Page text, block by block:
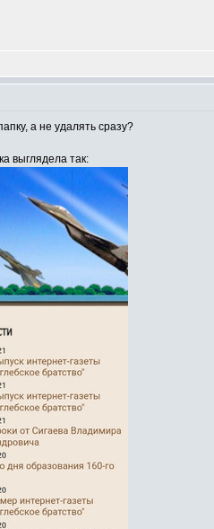
а не удалять сразу?
выглядела так: